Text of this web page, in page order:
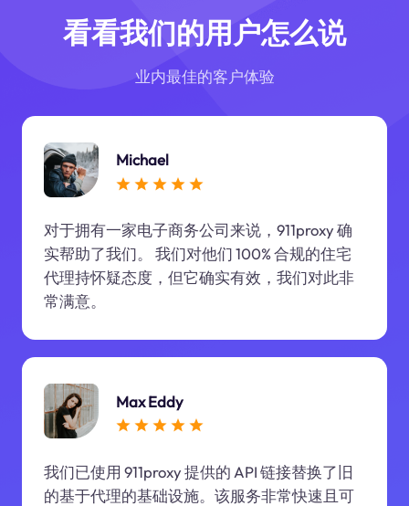
看看我们的用户怎么说
业内最佳的客户体验
Michael
对于拥有一家电子商务公司来说，911proxy 确
实帮助了我们。 我们对他们 100% 合规的住宅
代理持怀疑态度，但它确实有效，我们对此非
常满意。
Max Eddy
我们已使用 911proxy 提供的 API 链接替换了旧
的基于代理的基础设施。该服务非常快速且可